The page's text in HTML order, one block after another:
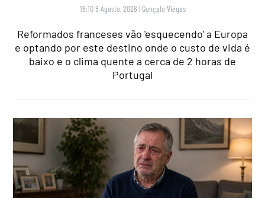
18:10 8 Agosto, 2026 | Gonçalo Viegas
Reformados franceses vão 'esquecendo' a Europa
e optando por este destino onde o custo de vida é
baixo e o clima quente a cerca de 2 horas de
Portugal